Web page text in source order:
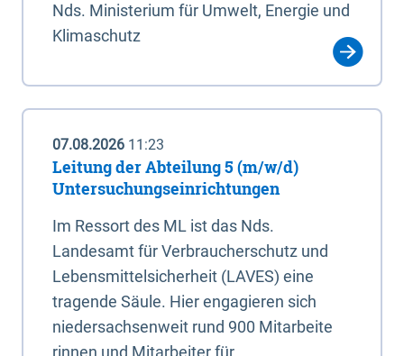
Nds. Ministerium für Umwelt, Energie und
Klimaschutz
07.08.2026 11:23
Leitung der Abteilung 5 (m/w/d)
Untersuchungseinrichtungen
Im Ressort des ML ist das Nds.
Landesamt für Verbraucherschutz und
Lebensmittelsicherheit (LAVES) eine
tragende Säule. Hier engagieren sich
niedersachsenweit rund 900 Mitarbeite